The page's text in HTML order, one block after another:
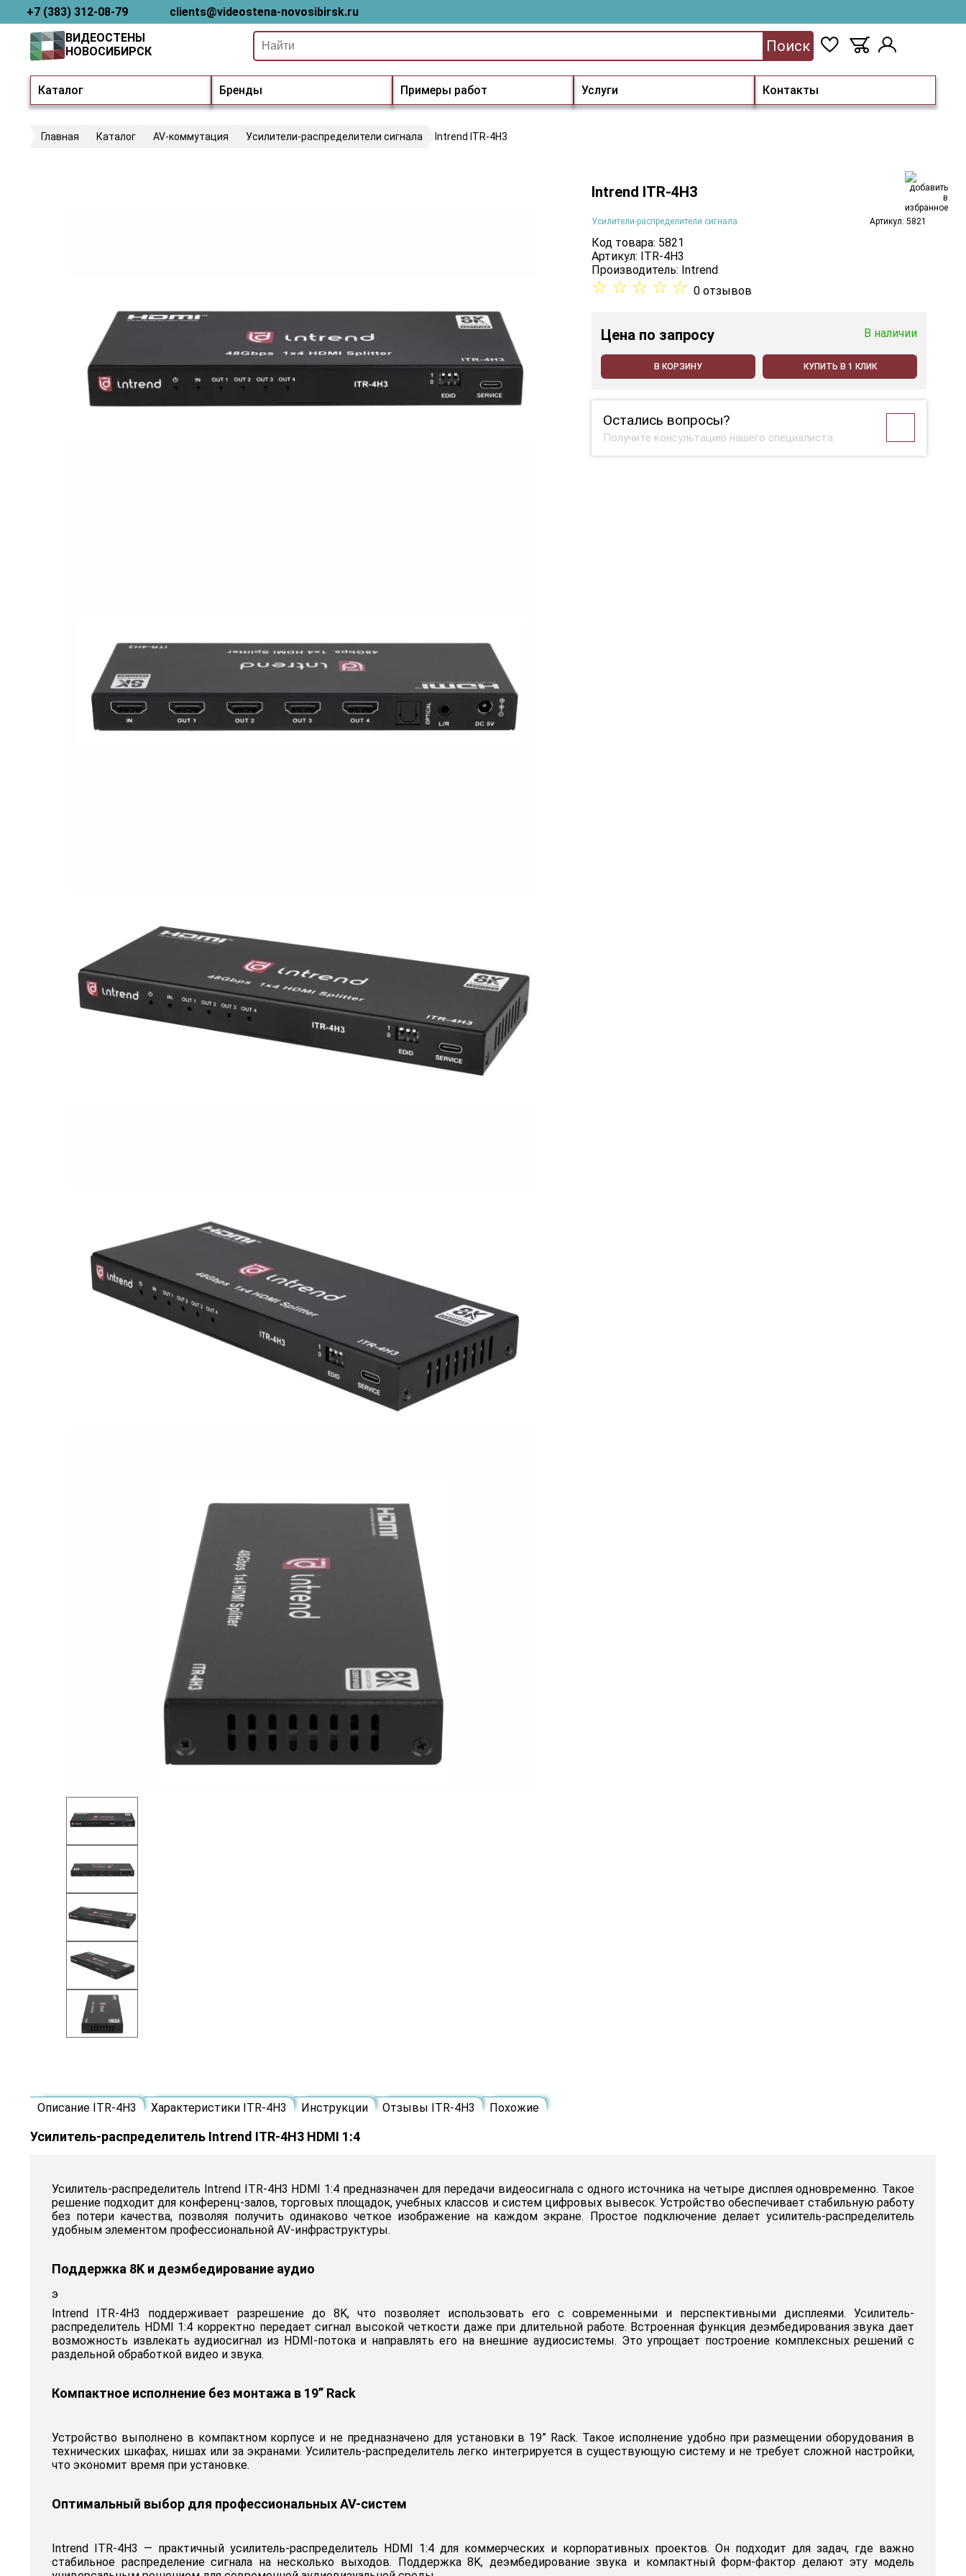
+7 (383) 312-08-79 clients@videostena-novosibirsk.ru
Каталог Бренды Примеры работ Услуги Контакты
ВИДЕОСТЕНЫ
НОВОСИБИРСК
Поиск
Главная Каталог AV-коммутация Усилители-распределители сигнала Intrend ITR-4H3
Intrend ITR-4H3
Усилители-распределители сигнала Артикул: 5821
Код товара: 5821
Артикул: ITR-4H3
Производитель: Intrend
☆ ☆ ☆ ☆ ☆ 0 отзывов
Цена по запросу В наличии
В КОРЗИНУ КУПИТЬ В 1 КЛИК
Остались вопросы?
Получите консультацию нашего специалиста
Описание ITR-4H3 Характеристики ITR-4H3 Инструкции Отзывы ITR-4H3 Похожие
Усилитель-распределитель Intrend ITR-4H3 HDMI 1:4
Усилитель-распределитель Intrend ITR-4H3 HDMI 1:4 предназначен для передачи видеосигнала с одного источника на четыре дисплея одновременно. Такое
решение подходит для конференц-залов, торговых площадок, учебных классов и систем цифровых вывесок. Устройство обеспечивает стабильную работу
без потери качества, позволяя получить одинаково четкое изображение на каждом экране. Простое подключение делает усилитель-распределитель
удобным элементом профессиональной AV-инфраструктуры.
Поддержка 8K и деэмбедирование аудио
э
Intrend ITR-4H3 поддерживает разрешение до 8K, что позволяет использовать его с современными и перспективными дисплеями. Усилитель-
распределитель HDMI 1:4 корректно передает сигнал высокой четкости даже при длительной работе. Встроенная функция деэмбедирования звука дает
возможность извлекать аудиосигнал из HDMI-потока и направлять его на внешние аудиосистемы. Это упрощает построение комплексных решений с
раздельной обработкой видео и звука.
Компактное исполнение без монтажа в 19” Rack
Устройство выполнено в компактном корпусе и не предназначено для установки в 19” Rack. Такое исполнение удобно при размещении оборудования в
технических шкафах, нишах или за экранами. Усилитель-распределитель легко интегрируется в существующую систему и не требует сложной настройки,
что экономит время при установке.
Оптимальный выбор для профессиональных AV-систем
Intrend ITR-4H3 — практичный усилитель-распределитель HDMI 1:4 для коммерческих и корпоративных проектов. Он подходит для задач, где важно
стабильное распределение сигнала на несколько выходов. Поддержка 8K, деэмбедирование звука и компактный форм-фактор делают эту модель